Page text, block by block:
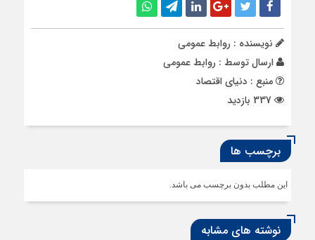
نویسنده : روابط عمومی
ارسال توسط : روابط عمومی
منبع : دنیای اقتصاد
برچسب ها
این مطلب بدون برچسب می باشد.
نوشته های مشابه